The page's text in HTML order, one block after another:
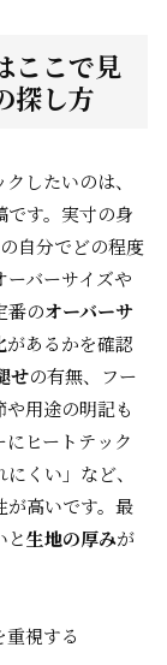
ここで見
探し方
したいのは、
です。実寸の身
自分でどの程度
バーサイズや
番のオーバーサ
があるかを確認
せの有無、フー
用途の明記も
ヒートテック
くい」など、
が高いです。最
と生地の厚みが
視する